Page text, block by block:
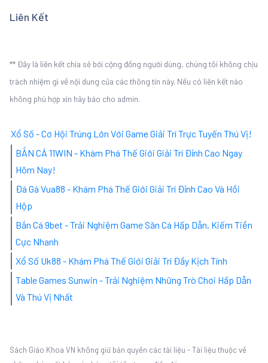
Liên Kết
** Đây là liên kết chia sẻ bới cộng đồng người dùng, chúng tôi không chịu
trách nhiệm gì về nội dung của các thông tin này. Nếu có liên kết nào
không phù hợp xin hãy báo cho admin.
Xổ Số - Cơ Hội Trúng Lớn Với Game Giải Trí Trực Tuyến Thú Vị!
BẮN CÁ 11WIN - Khám Phá Thế Giới Giải Trí Đỉnh Cao Ngay
Hôm Nay!
Đá Gà Vua88 - Khám Phá Thế Giới Giải Trí Đỉnh Cao Và Hồi
Hộp
Bắn Cá 9bet - Trải Nghiệm Game Săn Cá Hấp Dẫn, Kiếm Tiền
Cực Nhanh
Xổ Số Uk88 - Khám Phá Thế Giới Giải Trí Đầy Kịch Tính
Table Games Sunwin - Trải Nghiệm Những Trò Chơi Hấp Dẫn
Và Thú Vị Nhất
Sách Giáo Khoa VN không giữ bản quyền các tài liệu - Tài liệu thuộc về